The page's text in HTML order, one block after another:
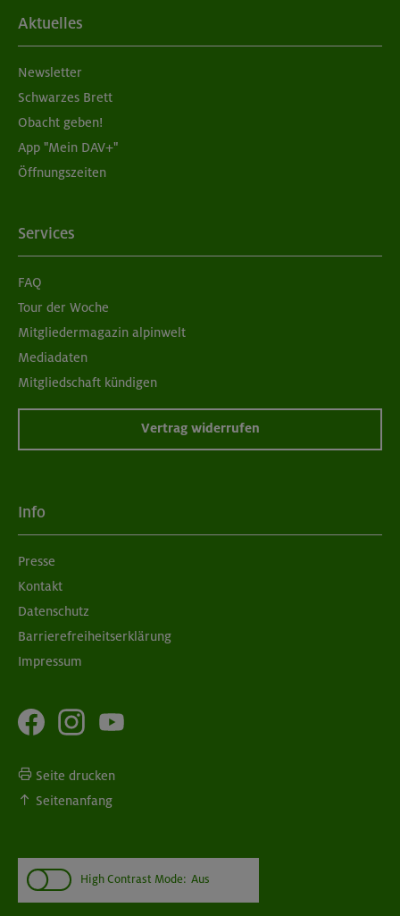
Aktuelles
Newsletter
Schwarzes Brett
Obacht geben!
App "Mein DAV+"
Öffnungszeiten
Services
FAQ
Tour der Woche
Mitgliedermagazin alpinwelt
Mediadaten
Mitgliedschaft kündigen
Vertrag widerrufen
Info
Presse
Kontakt
Datenschutz
Barrierefreiheitserklärung
Impressum
Seite drucken
Seitenanfang
High Contrast Mode: Aus